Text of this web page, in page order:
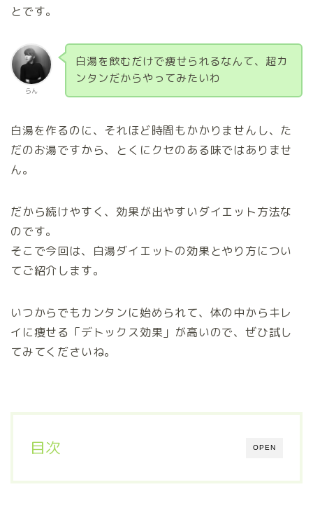
とです。
らん
白湯を飲むだけで痩せられるなんて、超カ
ンタンだからやってみたいわ
白湯を作るのに、それほど時間もかかりませんし、た
だのお湯ですから、とくにクセのある味ではありませ
ん。
だから続けやすく、効果が出やすいダイエット方法な
のです。
そこで今回は、白湯ダイエットの効果とやり方につい
てご紹介します。
いつからでもカンタンに始められて、体の中からキレ
イに痩せる「デトックス効果」が高いので、ぜひ試し
てみてくださいね。
OPEN
目次